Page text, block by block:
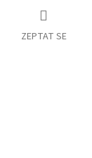
ZEPTAT SE